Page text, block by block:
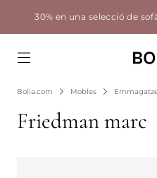
30% en una selecció de
Bolia.com Mobles
Friedman marc